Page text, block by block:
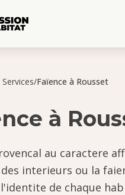
/Faïence à Rousset
à
au caractere
interieurs ou la
de chaque